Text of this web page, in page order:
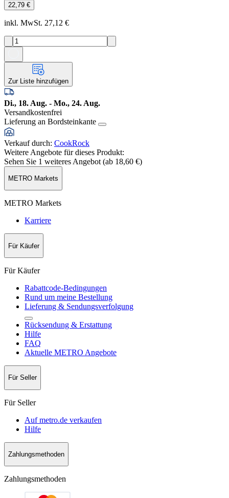
22,79 €
inkl. MwSt. 27,12 €
Zur Liste hinzufügen
Di., 18. Aug. - Mo., 24. Aug.
Versandkostenfrei
Lieferung an Bordsteinkante
Verkauf durch: CookRock
Weitere Angebote für dieses Produkt:
Sehen Sie 1 weiteres Angebot (ab 18,60 €)
METRO Markets
METRO Markets
Karriere
Für Käufer
Für Käufer
Rabattcode-Bedingungen
Rund um meine Bestellung
Lieferung & Sendungsverfolgung
Rücksendung & Erstattung
Hilfe
FAQ
Aktuelle METRO Angebote
Für Seller
Für Seller
Auf metro.de verkaufen
Hilfe
Zahlungsmethoden
Zahlungsmethoden